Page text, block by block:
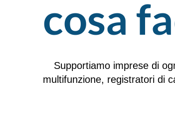
cosa
Supportiamo imprese di
multifunzione, registratori di